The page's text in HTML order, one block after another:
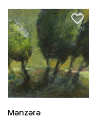
Mənzərə